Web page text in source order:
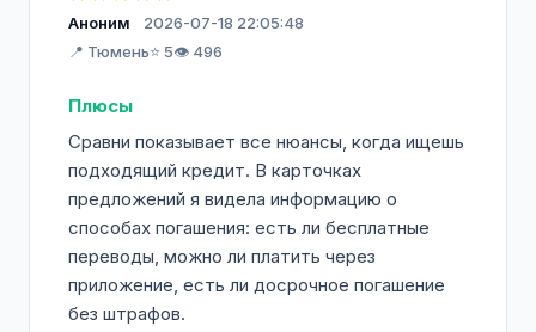
Аноним
2026-07-18 22:05:48
📍 Тюмень⭐ 5👁️ 496
Плюсы
Сравни показывает все нюансы, когда ищешь
подходящий кредит. В карточках
предложений я видела информацию о
способах погашения: есть ли бесплатные
переводы, можно ли платить через
приложение, есть ли досрочное погашение
без штрафов.